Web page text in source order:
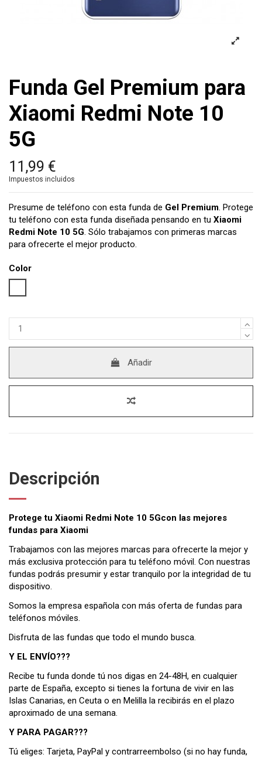
Funda Gel Premium para
Xiaomi Redmi Note 10
5G
11,99 €
Impuestos incluidos
Presume de teléfono con esta funda de Gel Premium. Protege
tu teléfono con esta funda diseñada pensando en tu Xiaomi
Redmi Note 10 5G. Sólo trabajamos con primeras marcas
para ofrecerte el mejor producto.
Color
Añadir
Descripción
Protege tu Xiaomi Redmi Note 10 5Gcon las mejores
fundas para Xiaomi
Trabajamos con las mejores marcas para ofrecerte la mejor y
más exclusiva protección para tu teléfono móvil. Con nuestras
fundas podrás presumir y estar tranquilo por la integridad de tu
dispositivo.
Somos la empresa española con más oferta de fundas para
teléfonos móviles.
Disfruta de las fundas que todo el mundo busca.
Y EL ENVÍO???
Recibe tu funda donde tú nos digas en 24-48H, en cualquier
parte de España, excepto si tienes la fortuna de vivir en las
Islas Canarias, en Ceuta o en Melilla la recibirás en el plazo
aproximado de una semana.
Y PARA PAGAR???
Tú eliges: Tarjeta, PayPal y contrarreembolso (si no hay funda,